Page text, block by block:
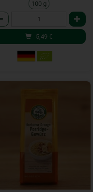
100 g
5,49 €